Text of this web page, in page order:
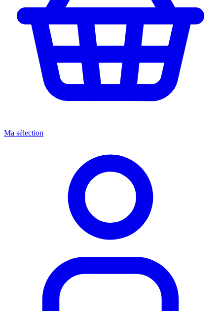
Ma sélection